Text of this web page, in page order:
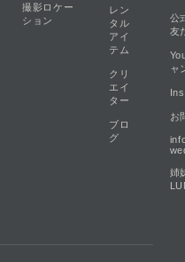
撮影ロケー
ション
レン
タル
アイ
テム
クリ
エイ
ター
ブロ
グ
公
友
ャ
お
姉